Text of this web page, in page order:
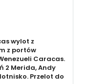
wylot z
z portów
Caracas.
2 Merida, Andy
Przelot do